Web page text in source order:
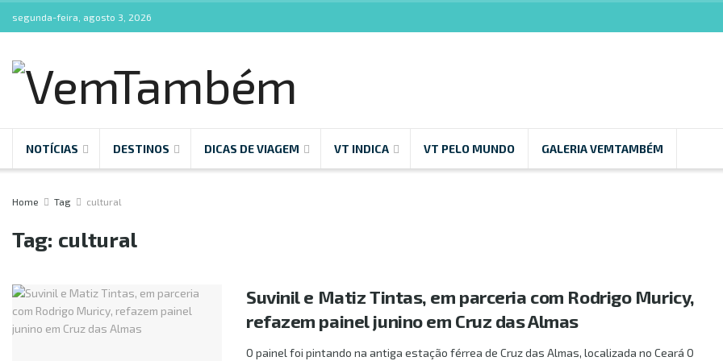
segunda-feira, agosto 3, 2026
NOTÍCIAS DESTINOS DICAS DE VIAGEM VT INDICA VT PELO MUNDO GALERIA VEMTAMBÉM
Home Tag cultural
Tag: cultural
Suvinil e Matiz Tintas, em parceria com Rodrigo Muricy,
refazem painel junino em Cruz das Almas
O painel foi pintando na antiga estação férrea de Cruz das Almas, localizada no Ceará O